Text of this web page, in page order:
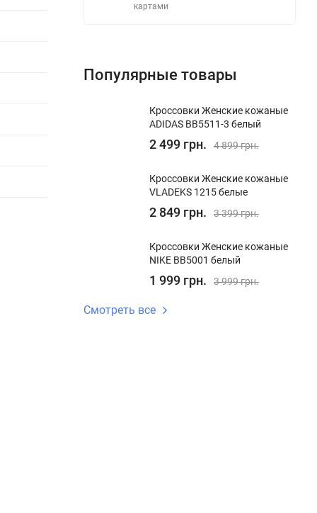
картами
Популярные товары
Кроссовки Женские кожаные
ADIDAS BB5511-3 белый
2 499 грн. 4 899 грн.
Кроссовки Женские кожаные
VLADEKS 1215 белые
2 849 грн. 3 399 грн.
Кроссовки Женские кожаные
NIKE BB5001 белый
1 999 грн. 3 999 грн.
Смотреть все